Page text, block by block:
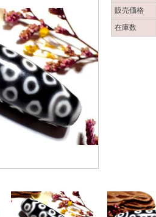
販売価格
在庫数